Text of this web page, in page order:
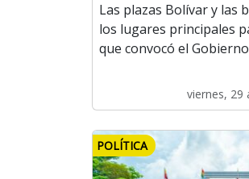
Las plazas Bolívar y las
los lugares principales
que convocó el
viernes, 29
POLÍTICA